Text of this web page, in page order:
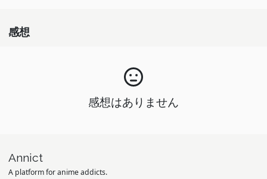
感想
感想はありません
Annict
A platform for anime addicts.